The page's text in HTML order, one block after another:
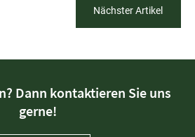
Nächster Artikel
Dann kontaktieren Sie uns
gerne!